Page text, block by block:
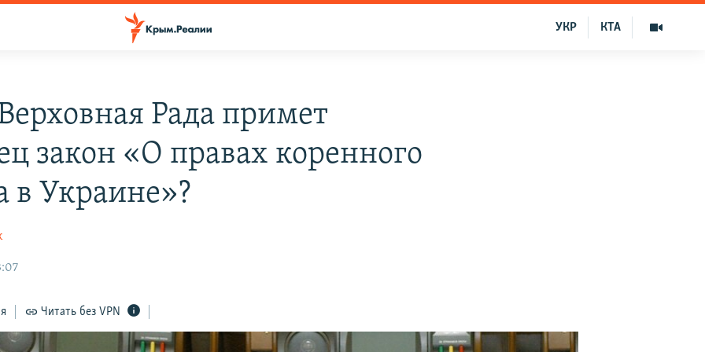
КТА
УКР
Рада примет
закон «О правах коренного
в Украине»?
Читать без VPN